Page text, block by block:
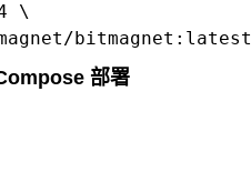
\
bitmagnet:latest
部署